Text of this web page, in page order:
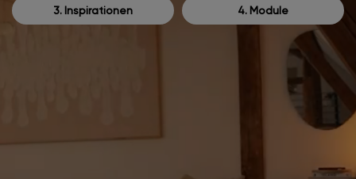
3. Inspirationen 4. Module